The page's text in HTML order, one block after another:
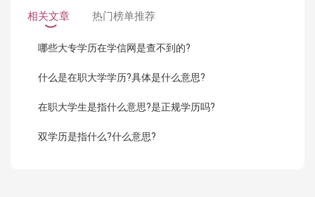
相关文章 热门榜单推荐
哪些大专学历在学信网是查不到的?
什么是在职大学学历?具体是什么意思?
在职大学生是指什么意思?是正规学历吗?
双学历是指什么?什么意思?